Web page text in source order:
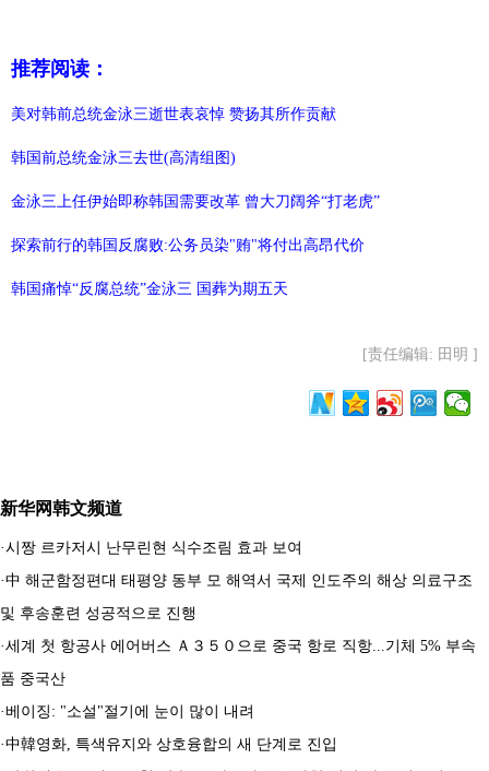
推荐阅读：
美对韩前总统金泳三逝世表哀悼 赞扬其所作贡献
韩国前总统金泳三去世(高清组图)
金泳三上任伊始即称韩国需要改革 曾大刀阔斧“打老虎”
探索前行的韩国反腐败:公务员染"贿"将付出高昂代价
韩国痛悼“反腐总统”金泳三 国葬为期五天
[责任编辑: 田明 ]
新华网韩文频道
·시짱 르카저시 난무린현 식수조림 효과 보여
·中 해군함정편대 태평양 동부 모 해역서 국제 인도주의 해상 의료구조
및 후송훈련 성공적으로 진행
·세계 첫 항공사 에어버스 Ａ３５０으로 중국 항로 직항...기체 5% 부속
품 중국산
·베이징: "소설"절기에 눈이 많이 내려
·中韓영화, 특색유지와 상호융합의 새 단계로 진입